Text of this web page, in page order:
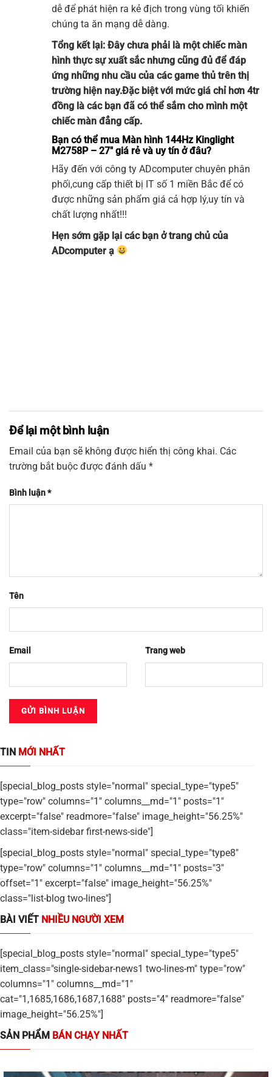
dễ để phát hiện ra kẻ địch trong vùng tối khiến
chúng ta ăn mạng dễ dàng.
Tổng kết lại: Đây chưa phải là một chiếc màn
hình thực sự xuất sắc nhưng cũng đủ để đáp
ứng những nhu cầu của các game thủ trên thị
trường hiện nay.Đặc biệt với mức giá chỉ hơn 4tr
đồng là các bạn đã có thể sắm cho mình một
chiếc màn đẳng cấp.
Bạn có thể mua Màn hình 144Hz Kinglight
M2758P – 27″ giá rẻ và uy tín ở đâu?
Hãy đến với công ty ADcomputerchuyên phân
phối,cung cấp thiết bị IT số 1 miền Bắc để có
được những sản phẩm giá cả hợp lý,uy tín và
chất lượng nhất!!!
Hẹn sớm gặp lại các bạn ở trang chủ của
ADcomputer ạ
Để lại một bình luận
Email của bạn sẽ không được hiển thị công khai. Các
trường bắt buộc được đánh dấu *
Bình luận*
Tên
Email Trang web
TIN MỚI NHẤT
[special_blog_posts style="normal" special_type="type5"
type="row" columns="1" columns__md="1" posts="1"
excerpt="false" readmore="false" image_height="56.25%"
class="item-sidebar first-news-side"]
[special_blog_posts style="normal" special_type="type8"
type="row" columns="1" columns__md="1" posts="3"
offset="1" excerpt="false" image_height="56.25%"
class="list-blog two-lines"]
BÀI VIẾT NHIỀU NGƯỜI XEM
[special_blog_posts style="normal" special_type="type5"
item_class="single-sidebar-news1 two-lines-m" type="row"
columns="1" columns__md="1"
cat="1,1685,1686,1687,1688" posts="4" readmore="false"
image_height="56.25%"]
SẢN PHẨM BÁN CHẠY NHẤT